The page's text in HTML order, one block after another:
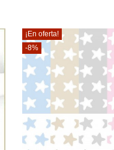
¡En oferta!
-8%